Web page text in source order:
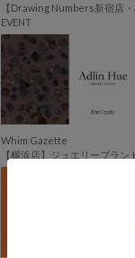
【Drawing Numbers新宿店
EVENT
Whim Gazette
【横浜店】ジュエリーブラ